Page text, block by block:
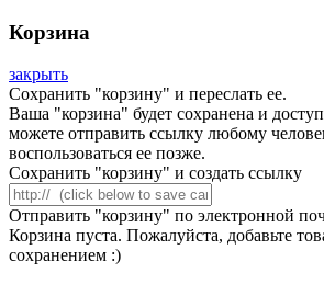
Корзина
закрыть
Сохранить "корзину" и переслать ее.
Ваша "корзина" будет сохранена и
можете отправить ссылку любому
воспользоваться ее позже.
Сохранить "корзину" и создать ссылку
Отправить "корзину" по электронной
Корзина пуста. Пожалуйста, добавьте
сохранением :)